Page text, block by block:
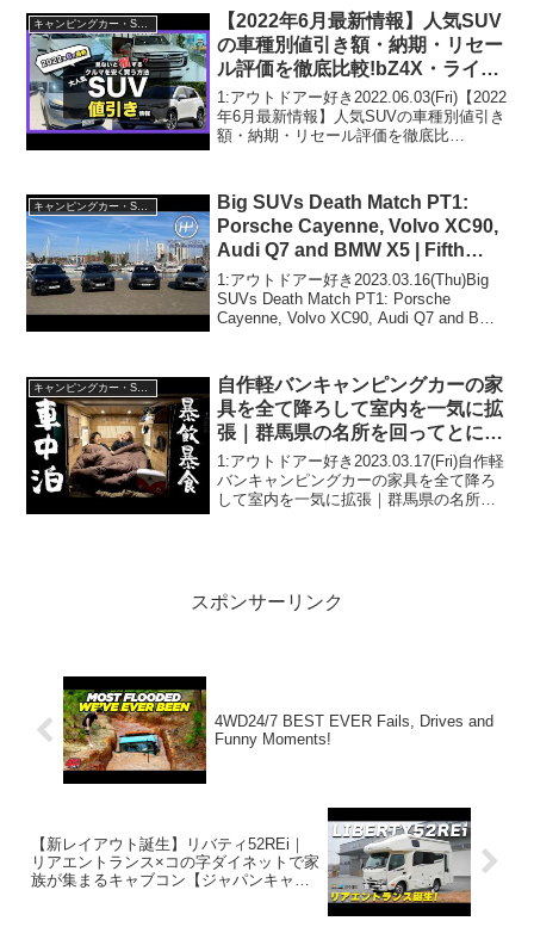
キャンピングカー・SUV人気車種
【2022年6月最新情報】人気SUV
の車種別値引き額・納期・リセー
ル評価を徹底比較!bZ4X・ライ
ズ・カローラクロス・ヴェゼル・
ハリアー・ランクル・プラド・ヤ
リスクロス・RAV4・キックス
1:アウトドアー好き2022.06.03(Fri)【2022
年6月最新情報】人気SUVの車種別値引き
額・納期・リセール評価を徹底比
リスクロス・RAV4・キックス ...
Big SUVs Death Match PT1:
Porsche Cayenne, Volvo XC90,
Audi Q7 and BMW X5 | Fifth
Gear
1:アウトドアー好き2023.03.16(Thu)Big
SUVs Death Match PT1: Porsche
Cayenne, Volvo XC90, Audi Q7 and BMW
キャンピングカー・SUV人気車種
自作軽バンキャンピングカーの家
具を全て降ろして室内を一気に拡
張｜群馬県の名所を回ってとにか
く暴飲暴食する車中泊旅｜
Batterymons BM121
1:アウトドアー好き2023.03.17(Fri)自作軽
バンキャンピングカーの家具を全て降ろ
して室内を一気に拡張｜群馬県の名所を
スポンサーリンク
4WD24/7 BEST EVER Fails, Drives and
Funny Moments!
【新レイアウト誕生】リバティ52REi｜
リアエントランス×コの字ダイネットで家
族が集まるキャブコン【ジャパンキャン